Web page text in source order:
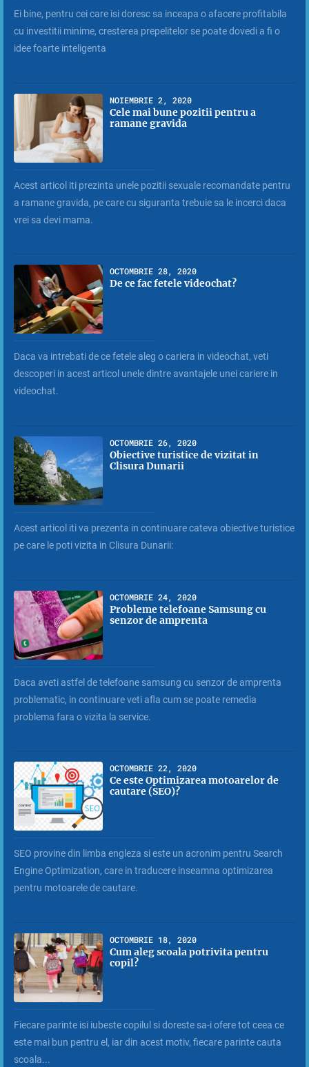
Ei bine, pentru cei care isi doresc sa inceapa o afacere profitabila
cu investitii minime, cresterea prepelitelor se poate dovedi a fi o
idee foarte inteligenta
NOIEMBRIE 2, 2020
Cele mai bune pozitii pentru a
ramane gravida
Acest articol iti prezinta unele pozitii sexuale recomandate pentru
a ramane gravida, pe care cu siguranta trebuie sa le incerci daca
vrei sa devi mama.
OCTOMBRIE 28, 2020
De ce fac fetele videochat?
Daca va intrebati de ce fetele aleg o cariera in videochat, veti
descoperi in acest articol unele dintre avantajele unei cariere in
videochat.
OCTOMBRIE 26, 2020
Obiective turistice de vizitat in
Clisura Dunarii
Acest articol iti va prezenta in continuare cateva obiective turistice
pe care le poti vizita in Clisura Dunarii:
OCTOMBRIE 24, 2020
Probleme telefoane Samsung cu
senzor de amprenta
Daca aveti astfel de telefoane samsung cu senzor de amprenta
problematic, in continuare veti afla cum se poate remedia
problema fara o vizita la service.
OCTOMBRIE 22, 2020
Ce este Optimizarea motoarelor de
cautare (SEO)?
SEO provine din limba engleza si este un acronim pentru Search
Engine Optimization, care in traducere inseamna optimizarea
pentru motoarele de cautare.
OCTOMBRIE 18, 2020
Cum aleg scoala potrivita pentru
copil?
Fiecare parinte isi iubeste copilul si doreste sa-i ofere tot ceea ce
este mai bun pentru el, iar din acest motiv, fiecare parinte cauta
scoala...